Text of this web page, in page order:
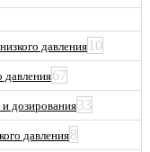
давления 10
давления67
дозирования33
давления8